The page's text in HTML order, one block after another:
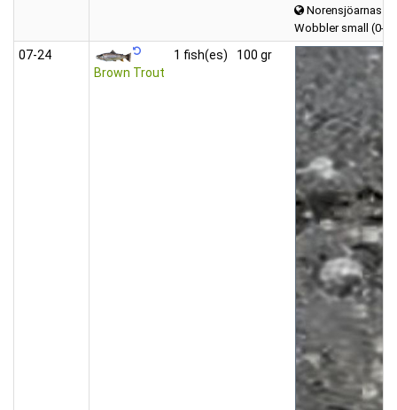
Norensjöarnas
Wobbler small (0-
07‑24
Brown Trout
1 fish(es) 100 gr